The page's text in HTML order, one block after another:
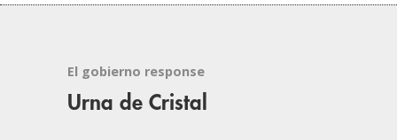
El gobierno response
Urna de Cristal